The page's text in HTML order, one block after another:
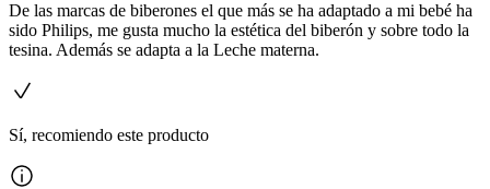
De las marcas de biberones el que más se ha adaptado a mi bebé ha
sido Philips, me gusta mucho la estética del biberón y sobre todo la
tesina. Además se adapta a la Leche materna.
Sí, recomiendo este producto